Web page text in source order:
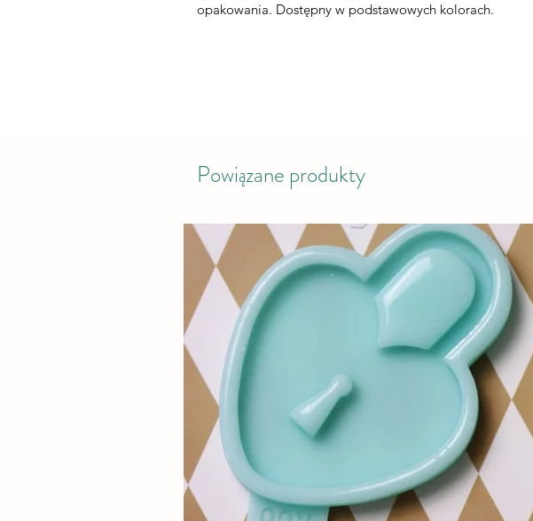
opakowania. Dostępny w podstawowych kolorach.
Powiązane produkty